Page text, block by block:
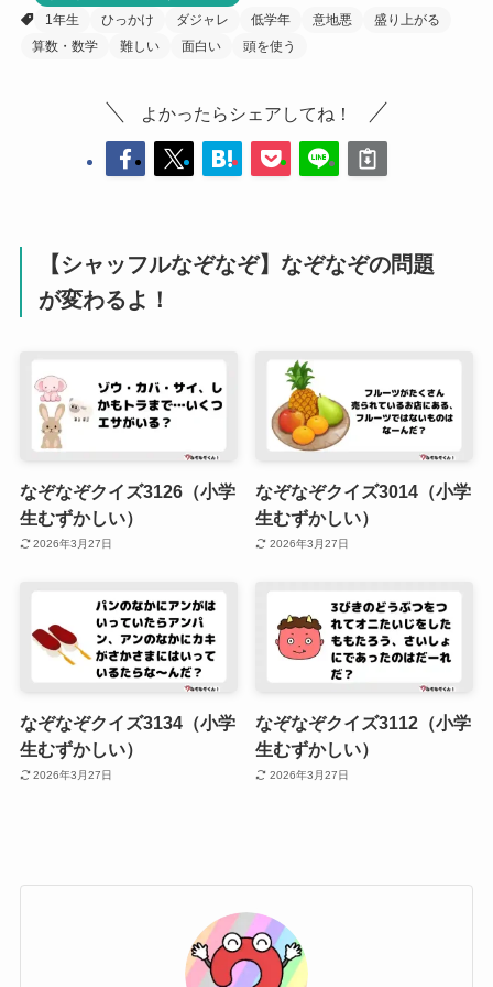
1年生
ひっかけ ダジャレ 低学年 意地悪
盛り上がる
算数・数学
難しい 面白い 頭を使う
よかったらシェアしてね！
【シャッフルなぞなぞ】なぞなぞの問題
が変わるよ！
なぞなぞクイズ3126（小学
生むずかしい）
2026年3月27日
なぞなぞクイズ3014（小学
生むずかしい）
2026年3月27日
なぞなぞクイズ3134（小学
生むずかしい）
2026年3月27日
なぞなぞクイズ3112（小学
生むずかしい）
2026年3月27日